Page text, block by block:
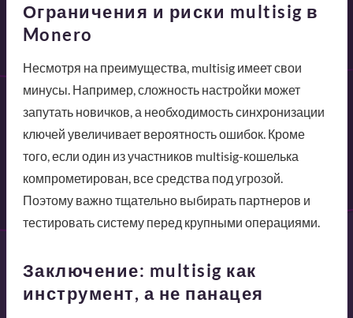
Ограничения и риски multisig в
Monero
Несмотря на преимущества, multisig имеет свои
минусы. Например, сложность настройки может
запутать новичков, а необходимость синхронизации
ключей увеличивает вероятность ошибок. Кроме
того, если один из участников multisig-кошелька
компрометирован, все средства под угрозой.
Поэтому важно тщательно выбирать партнеров и
тестировать систему перед крупными операциями.
Заключение: multisig как
инструмент, а не панацея